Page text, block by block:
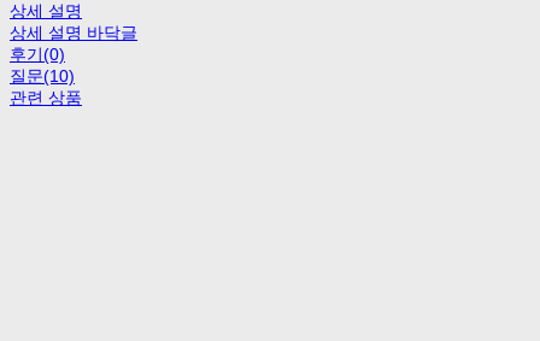
상세 설명
상세 설명 바닥글
후기(0)
질문(10)
관련 상품